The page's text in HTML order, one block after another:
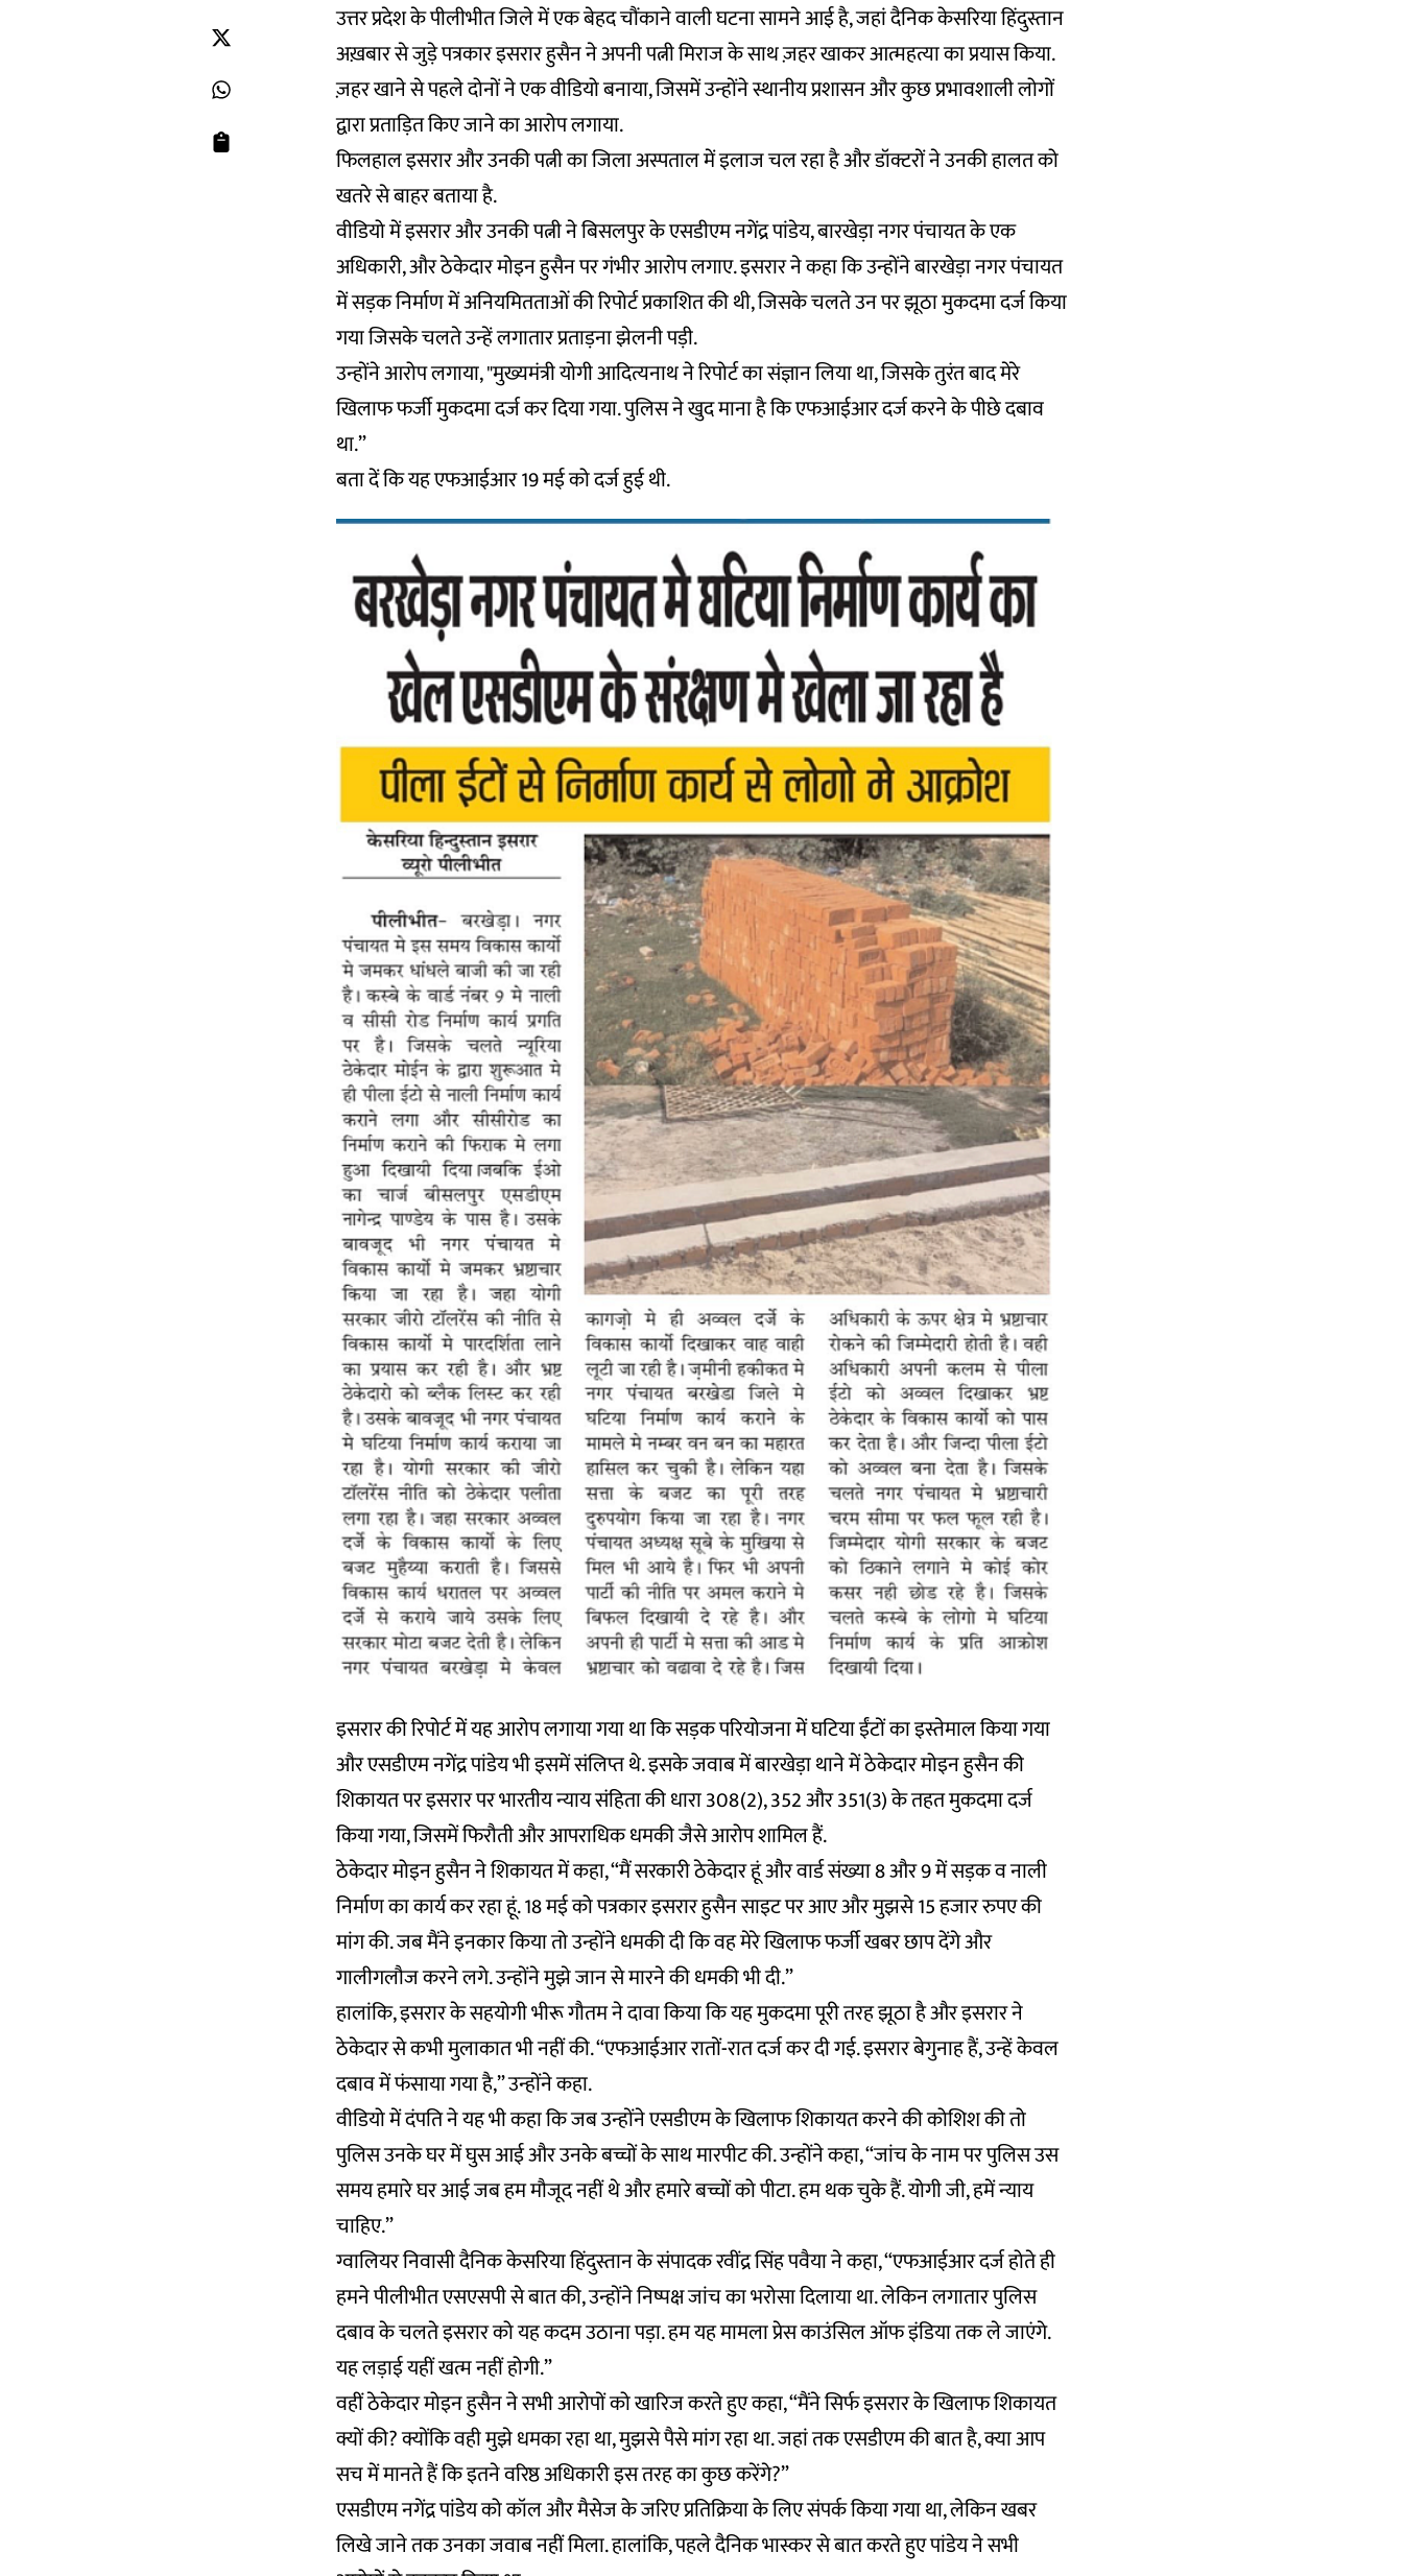
उत्तर प्रदेश के पीलीभीत जिले में एक बेहद चौंकाने वाली घटना सामने आई है, जहां दैनिक केसरिया हिंदुस्तान
अख़बार से जुड़े पत्रकार इसरार हुसैन ने अपनी पत्नी मिराज के साथ ज़हर खाकर आत्महत्या का प्रयास किया.
ज़हर खाने से पहले दोनों ने एक वीडियो बनाया, जिसमें उन्होंने स्थानीय प्रशासन और कुछ प्रभावशाली लोगों
द्वारा प्रताड़ित किए जाने का आरोप लगाया.
फिलहाल इसरार और उनकी पत्नी का जिला अस्पताल में इलाज चल रहा है और डॉक्टरों ने उनकी हालत को
खतरे से बाहर बताया है.
वीडियो में इसरार और उनकी पत्नी ने बिसलपुर के एसडीएम नगेंद्र पांडेय, बारखेड़ा नगर पंचायत के एक
अधिकारी, और ठेकेदार मोइन हुसैन पर गंभीर आरोप लगाए. इसरार ने कहा कि उन्होंने बारखेड़ा नगर पंचायत
में सड़क निर्माण में अनियमितताओं की रिपोर्ट प्रकाशित की थी, जिसके चलते उन पर झूठा मुकदमा दर्ज किया
गया जिसके चलते उन्हें लगातार प्रताड़ना झेलनी पड़ी.
उन्होंने आरोप लगाया, "मुख्यमंत्री योगी आदित्यनाथ ने रिपोर्ट का संज्ञान लिया था, जिसके तुरंत बाद मेरे
खिलाफ फर्जी मुकदमा दर्ज कर दिया गया. पुलिस ने खुद माना है कि एफआईआर दर्ज करने के पीछे दबाव
था.”
बता दें कि यह एफआईआर 19 मई को दर्ज हुई थी.
इसरार की रिपोर्ट में यह आरोप लगाया गया था कि सड़क परियोजना में घटिया ईंटों का इस्तेमाल किया गया
और एसडीएम नगेंद्र पांडेय भी इसमें संलिप्त थे. इसके जवाब में बारखेड़ा थाने में ठेकेदार मोइन हुसैन की
शिकायत पर इसरार पर भारतीय न्याय संहिता की धारा 308(2), 352 और 351(3) के तहत मुकदमा दर्ज
किया गया, जिसमें फिरौती और आपराधिक धमकी जैसे आरोप शामिल हैं.
ठेकेदार मोइन हुसैन ने शिकायत में कहा, “मैं सरकारी ठेकेदार हूं और वार्ड संख्या 8 और 9 में सड़क व नाली
निर्माण का कार्य कर रहा हूं. 18 मई को पत्रकार इसरार हुसैन साइट पर आए और मुझसे 15 हजार रुपए की
मांग की. जब मैंने इनकार किया तो उन्होंने धमकी दी कि वह मेरे खिलाफ फर्जी खबर छाप देंगे और
गालीगलौज करने लगे. उन्होंने मुझे जान से मारने की धमकी भी दी.”
हालांकि, इसरार के सहयोगी भीरू गौतम ने दावा किया कि यह मुकदमा पूरी तरह झूठा है और इसरार ने
ठेकेदार से कभी मुलाकात भी नहीं की. “एफआईआर रातों-रात दर्ज कर दी गई. इसरार बेगुनाह हैं, उन्हें केवल
दबाव में फंसाया गया है,” उन्होंने कहा.
वीडियो में दंपति ने यह भी कहा कि जब उन्होंने एसडीएम के खिलाफ शिकायत करने की कोशिश की तो
पुलिस उनके घर में घुस आई और उनके बच्चों के साथ मारपीट की. उन्होंने कहा, “जांच के नाम पर पुलिस उस
समय हमारे घर आई जब हम मौजूद नहीं थे और हमारे बच्चों को पीटा. हम थक चुके हैं. योगी जी, हमें न्याय
चाहिए.”
ग्वालियर निवासी दैनिक केसरिया हिंदुस्तान के संपादक रवींद्र सिंह पवैया ने कहा, “एफआईआर दर्ज होते ही
हमने पीलीभीत एसएसपी से बात की, उन्होंने निष्पक्ष जांच का भरोसा दिलाया था. लेकिन लगातार पुलिस
दबाव के चलते इसरार को यह कदम उठाना पड़ा. हम यह मामला प्रेस काउंसिल ऑफ इंडिया तक ले जाएंगे.
यह लड़ाई यहीं खत्म नहीं होगी.”
वहीं ठेकेदार मोइन हुसैन ने सभी आरोपों को खारिज करते हुए कहा, “मैंने सिर्फ इसरार के खिलाफ शिकायत
क्यों की? क्योंकि वही मुझे धमका रहा था, मुझसे पैसे मांग रहा था. जहां तक एसडीएम की बात है, क्या आप
सच में मानते हैं कि इतने वरिष्ठ अधिकारी इस तरह का कुछ करेंगे?”
एसडीएम नगेंद्र पांडेय को कॉल और मैसेज के जरिए प्रतिक्रिया के लिए संपर्क किया गया था, लेकिन खबर
लिखे जाने तक उनका जवाब नहीं मिला. हालांकि, पहले दैनिक भास्कर से बात करते हुए पांडेय ने सभी